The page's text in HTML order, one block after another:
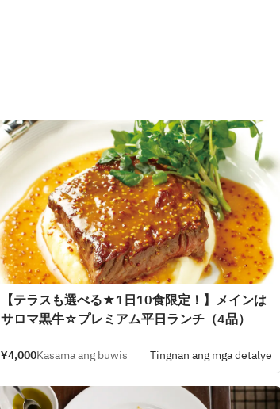
【テラスも選べる★1日10食限定！】メインは
サロマ黒牛☆プレミアム平日ランチ（4品）
¥4,000Kasama ang buwis Tingnan ang mga detalye